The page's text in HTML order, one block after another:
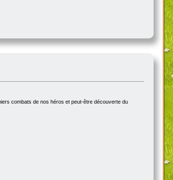
combats de nos héros et peut-être découverte du